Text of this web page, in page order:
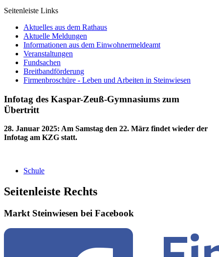
Seitenleiste Links
Aktuelles aus dem Rathaus
Aktuelle Meldungen
Informationen aus dem Einwohnermeldeamt
Veranstaltungen
Fundsachen
Breitbandförderung
Firmenbroschüre - Leben und Arbeiten in Steinwiesen
Infotag des Kaspar-Zeuß-Gymnasiums zum
Übertritt
28. Januar 2025: Am Samstag den 22. März findet wieder der
Infotag am KZG statt.
Schule
Seitenleiste Rechts
Markt Steinwiesen bei Facebook